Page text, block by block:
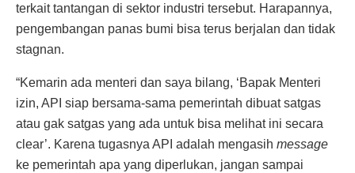
terkait tantangan di sektor industri tersebut. Harapannya,
pengembangan panas bumi bisa terus berjalan dan tidak
stagnan.
“Kemarin ada menteri dan saya bilang, ‘Bapak Menteri
izin, API siap bersama-sama pemerintah dibuat satgas
atau gak satgas yang ada untuk bisa melihat ini secara
clear’. Karena tugasnya API adalah mengasih message
ke pemerintah apa yang diperlukan, jangan sampai